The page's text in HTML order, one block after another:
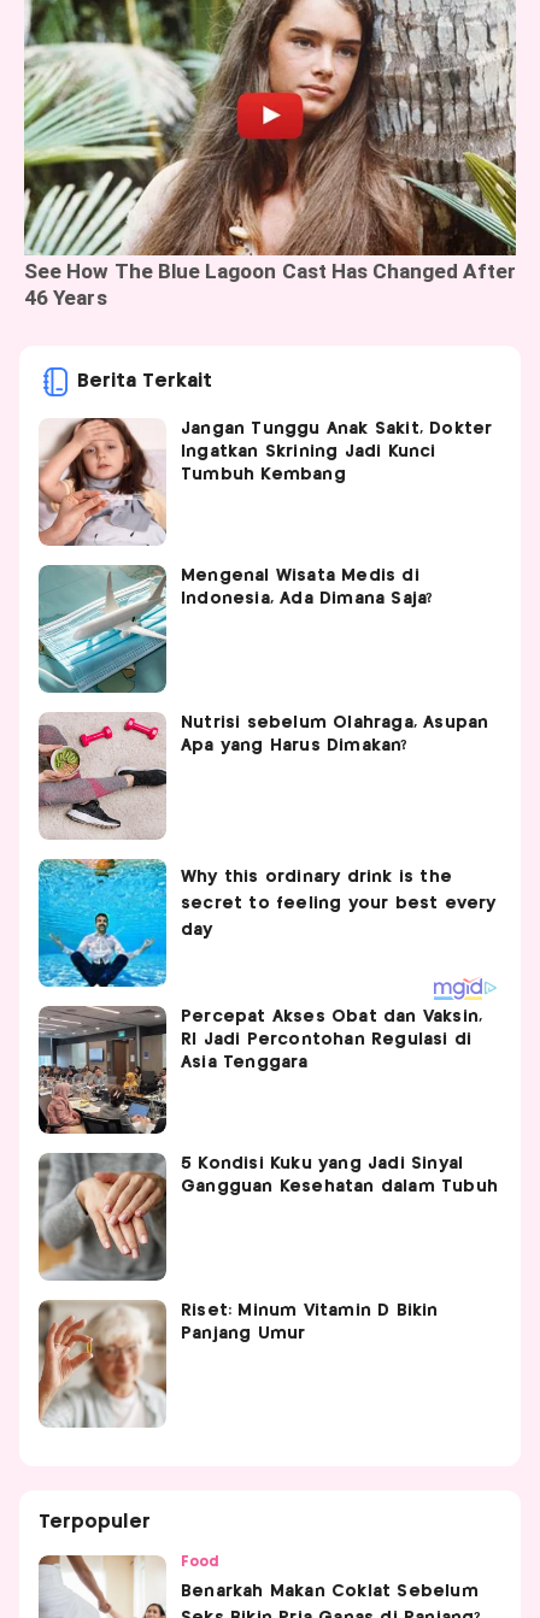
Berita Terkait
Jangan Tunggu Anak Sakit, Dokter
Ingatkan Skrining Jadi Kunci
Tumbuh Kembang
Mengenal Wisata Medis di
Indonesia, Ada Dimana Saja?
Nutrisi sebelum Olahraga, Asupan
Apa yang Harus Dimakan?
Percepat Akses Obat dan Vaksin,
RI Jadi Percontohan Regulasi di
Asia Tenggara
5 Kondisi Kuku yang Jadi Sinyal
Gangguan Kesehatan dalam Tubuh
Riset: Minum Vitamin D Bikin
Panjang Umur
Terpopuler
Food
Benarkah Makan Coklat Sebelum